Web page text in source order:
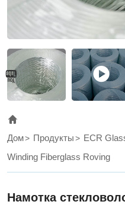
designed
for
filament
winding,
pultrusion
and
weaving
applications.
Дом Продукты
ECR
Winding Fiberglass Roving
Намотка